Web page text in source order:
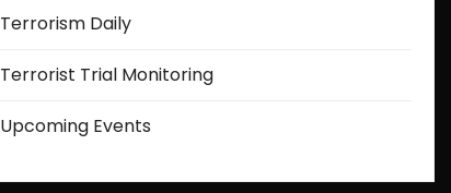
Terrorism Daily
Terrorist Trial Monitoring
Upcoming Events